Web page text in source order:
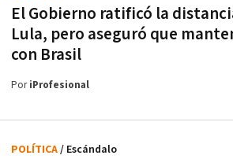
El Gobierno ratificó la
Lula, pero aseguró que
con Brasil
PoriProfesional
POLÍTICA/ Escándalo